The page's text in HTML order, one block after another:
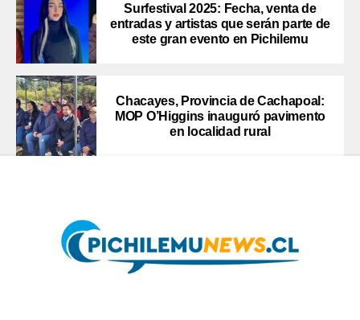
Surfestival 2025: Fecha, venta de
entradas y artistas que serán parte de
este gran evento en Pichilemu
Chacayes, Provincia de Cachapoal:
MOP O’Higgins inauguró pavimento
en localidad rural